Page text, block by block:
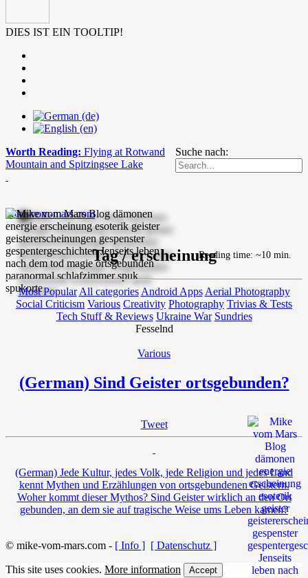
DIES IST EIN TOOLTIP!
Suche nach:
Worth Reading: Flying at Rotwand
Mountain and Spitzingsee Lake
mike-vom-mars.com
Tag / erscheinung
Most Popular All categories Android Apps Aerial Photography
Social Criticism Various Creativity Photography Trivias & Tests
Tech Stuff & Reviews Ukraine War Sundries
Fesselnd
Various
(German) Sind Geister ortsgebunden?
Tweet
Reading time: ~10 min.
(German) Jede Kultur, jedes Volk, jede Religion und jedes Land
kennt Mythen und Erzählungen von ortsgebundenen Geistern.
Woher kommt dieser Mythos? Sind Geister wirklich an den Ort
gebunden, an dem sie auf tragische Weise ums Leben kamen?
© mike-vom-mars.com - [ Info ] [ Datenschutz ]
This site uses cookies. More information Accept